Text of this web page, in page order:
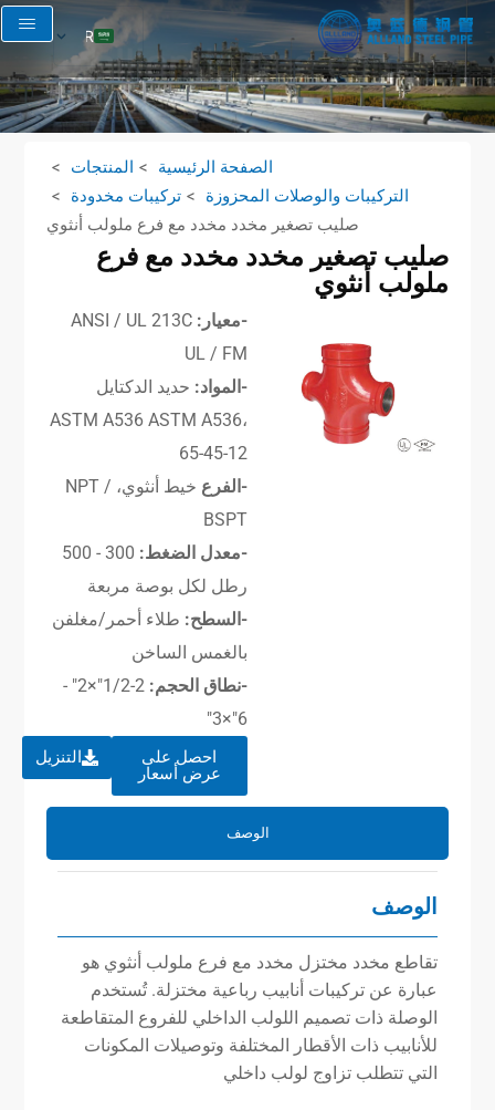
AR
EN
RU
الصفحة الرئيسية
المنتجات
التركيبات والوصلات المحزوزة
تركيبات مخدودة
صليب تصغير مخدد مخدد مع فرع ملولب أنثوي
صليب تصغير مخدد مخدد مع فرع
ملولب أنثوي
-معيار: ANSI / UL 213C
UL / FM
-المواد: حديد الدكتايل
ASTM A536 ASTM A536،
65-45-12
-الفرع
خيط أنثوي، NPT /
BSPT
-معدل الضغط:
300 - 500
رطل لكل بوصة مربعة
-السطح: طلاء أحمر/مغلفن
بالغمس الساخن
-نطاق الحجم:
2-1/2″×2″ -
6″×3″
احصل على
عرض أسعار
التنزيل
الوصف
الوصف
تقاطع مخدد مختزل مخدد مع فرع ملولب أنثوي هو
عبارة عن تركيبات أنابيب رباعية مختزلة. تُستخدم
الوصلة ذات تصميم اللولب الداخلي للفروع المتقاطعة
للأنابيب ذات الأقطار المختلفة وتوصيلات المكونات
التي تتطلب تزاوج لولب داخلي